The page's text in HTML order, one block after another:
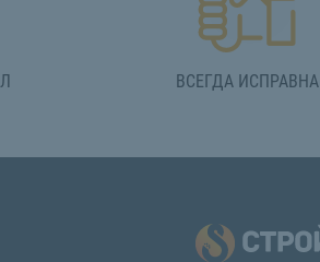
ВСЕГДА ИСПРАВНА